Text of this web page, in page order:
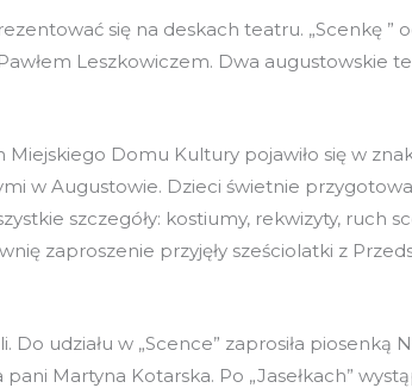
się na deskach teatru. „Scenkę ”
Leszkowiczem. Dwa augustowskie
Domu Kultury pojawiło się w
w Augustowie. Dzieci świetnie
szczegóły: kostiumy, rekwizyty, ruch
zaproszenie przyjęły sześciolatki z
udziału w „Scence” zaprosiła piosenką
Martyna Kotarska. Po „Jasełkach”